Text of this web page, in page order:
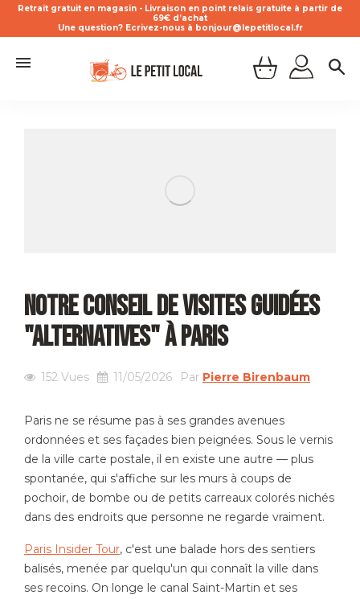
Retrait gratuit en magasin - Livraison en point relais gratuite à partir de
69€ d’achat
Une question? Ecrivez-nous à bonjour@lepetitlocal.fr
Notre conseil de visites guidées
"alternatives" à Paris
152 Vues 11/05/2026 Par Pierre Birenbaum
Paris ne se résume pas à ses grandes avenues
ordonnées et ses façades bien peignées. Sous le vernis
de la ville carte postale, il en existe une autre — plus
spontanée, qui s'affiche sur les murs à coups de
pochoir, de bombe ou de petits carreaux colorés nichés
dans des endroits que personne ne regarde vraiment.
Paris Insider Tour, c'est une balade hors des sentiers
balisés, menée par quelqu'un qui connaît la ville dans
ses recoins. On longe le canal Saint-Martin et ses